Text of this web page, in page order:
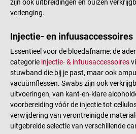
zijn ook uitbreidingen en buizen
verlenging.
Injectie- en infuusaccessoires
Essentieel voor de bloedafname: de
categorie injectie- & infuusaccessoires
stuwband die bij je past, maar ook
vacuümflessen. Swabs zijn ook
uitvoeringen, van kant-en-klare
voorbereiding vóór de injectie tot
verwijdering van verontreinigde
uitgebreide selectie van verschillende